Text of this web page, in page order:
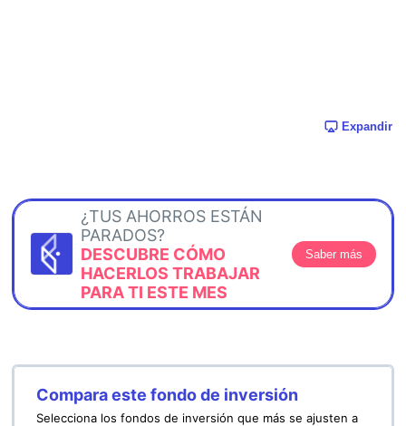
Expandir
¿TUS AHORROS ESTÁN
PARADOS?
DESCUBRE CÓMO
HACERLOS TRABAJAR
PARA TI ESTE MES
Saber más
Compara este fondo de inversión
Selecciona los fondos de inversión que más se ajusten a